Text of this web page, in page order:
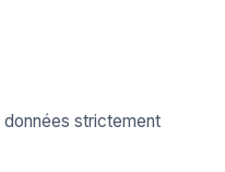
strictement